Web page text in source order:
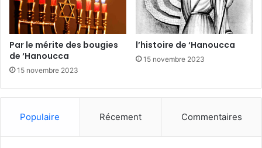
Par le mérite des bougies
de ‘Hanoucca
15 novembre 2023
l’histoire de ‘Hanoucca
15 novembre 2023
Populaire Récement Commentaires